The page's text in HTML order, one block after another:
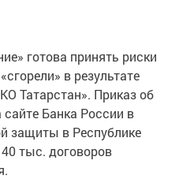
готова принять риски
в результате
Татарстан». Приказ об
Банка России в
защиты в Республике
тыс. договоров